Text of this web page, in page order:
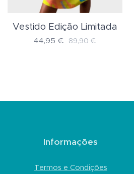
Vestido Edição Limitada
44,95 € 89,90€
Informações
Termos e Condições